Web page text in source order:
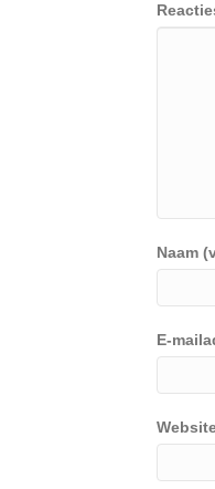
Naam
E-